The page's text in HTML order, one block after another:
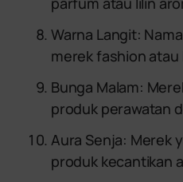
Warna Langit:
merek fashion atau
Bunga Malam:
produk perawatan
Aura Senja: Merek
produk kecantikan